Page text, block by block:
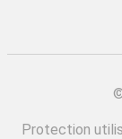
Protection